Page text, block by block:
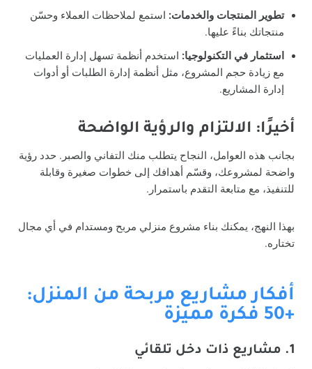
تطوير المنتجات والخدمات: استمع لملاحظات العملاء وحسّن
منتجاتك بناءً عليها.
استثمار في التكنولوجيا: استخدم أنظمة تسهل إدارة العمليات
مع زيادة حجم المشروع، مثل أنظمة إدارة الطلبات أو أدوات
إدارة المشاريع.
أخيرًا: الالتزام والرؤية الواضحة
بجانب هذه العوامل، النجاح يتطلب منك التفاني والصبر. حدد رؤية
واضحة لمشروعك، وقسّم أهدافك إلى خطوات صغيرة وقابلة
للتنفيذ، مع متابعة التقدم باستمرار.
بهذا النهج، يمكنك بناء مشروع منزلي مربح ومستدام في أي مجال
تختاره.
أفكار مشاريع مربحة من المنزل:
+50 فكرة مميزة
1. مشاريع ذات دخل تلقائي